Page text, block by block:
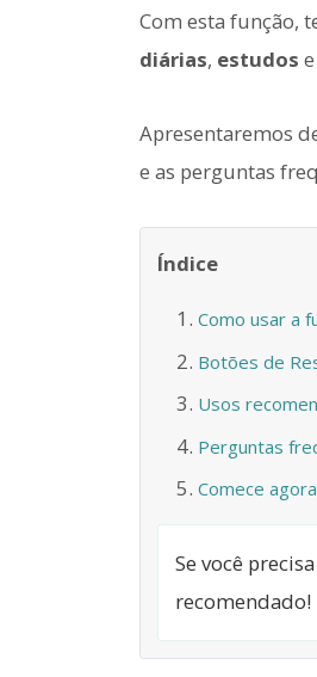
Com esta função,
diárias, estudos e
Apresentaremos
e as perguntas
Índice
Como usar a
Botões de
Usos
Perguntas
Comece
Se você
recomendado!